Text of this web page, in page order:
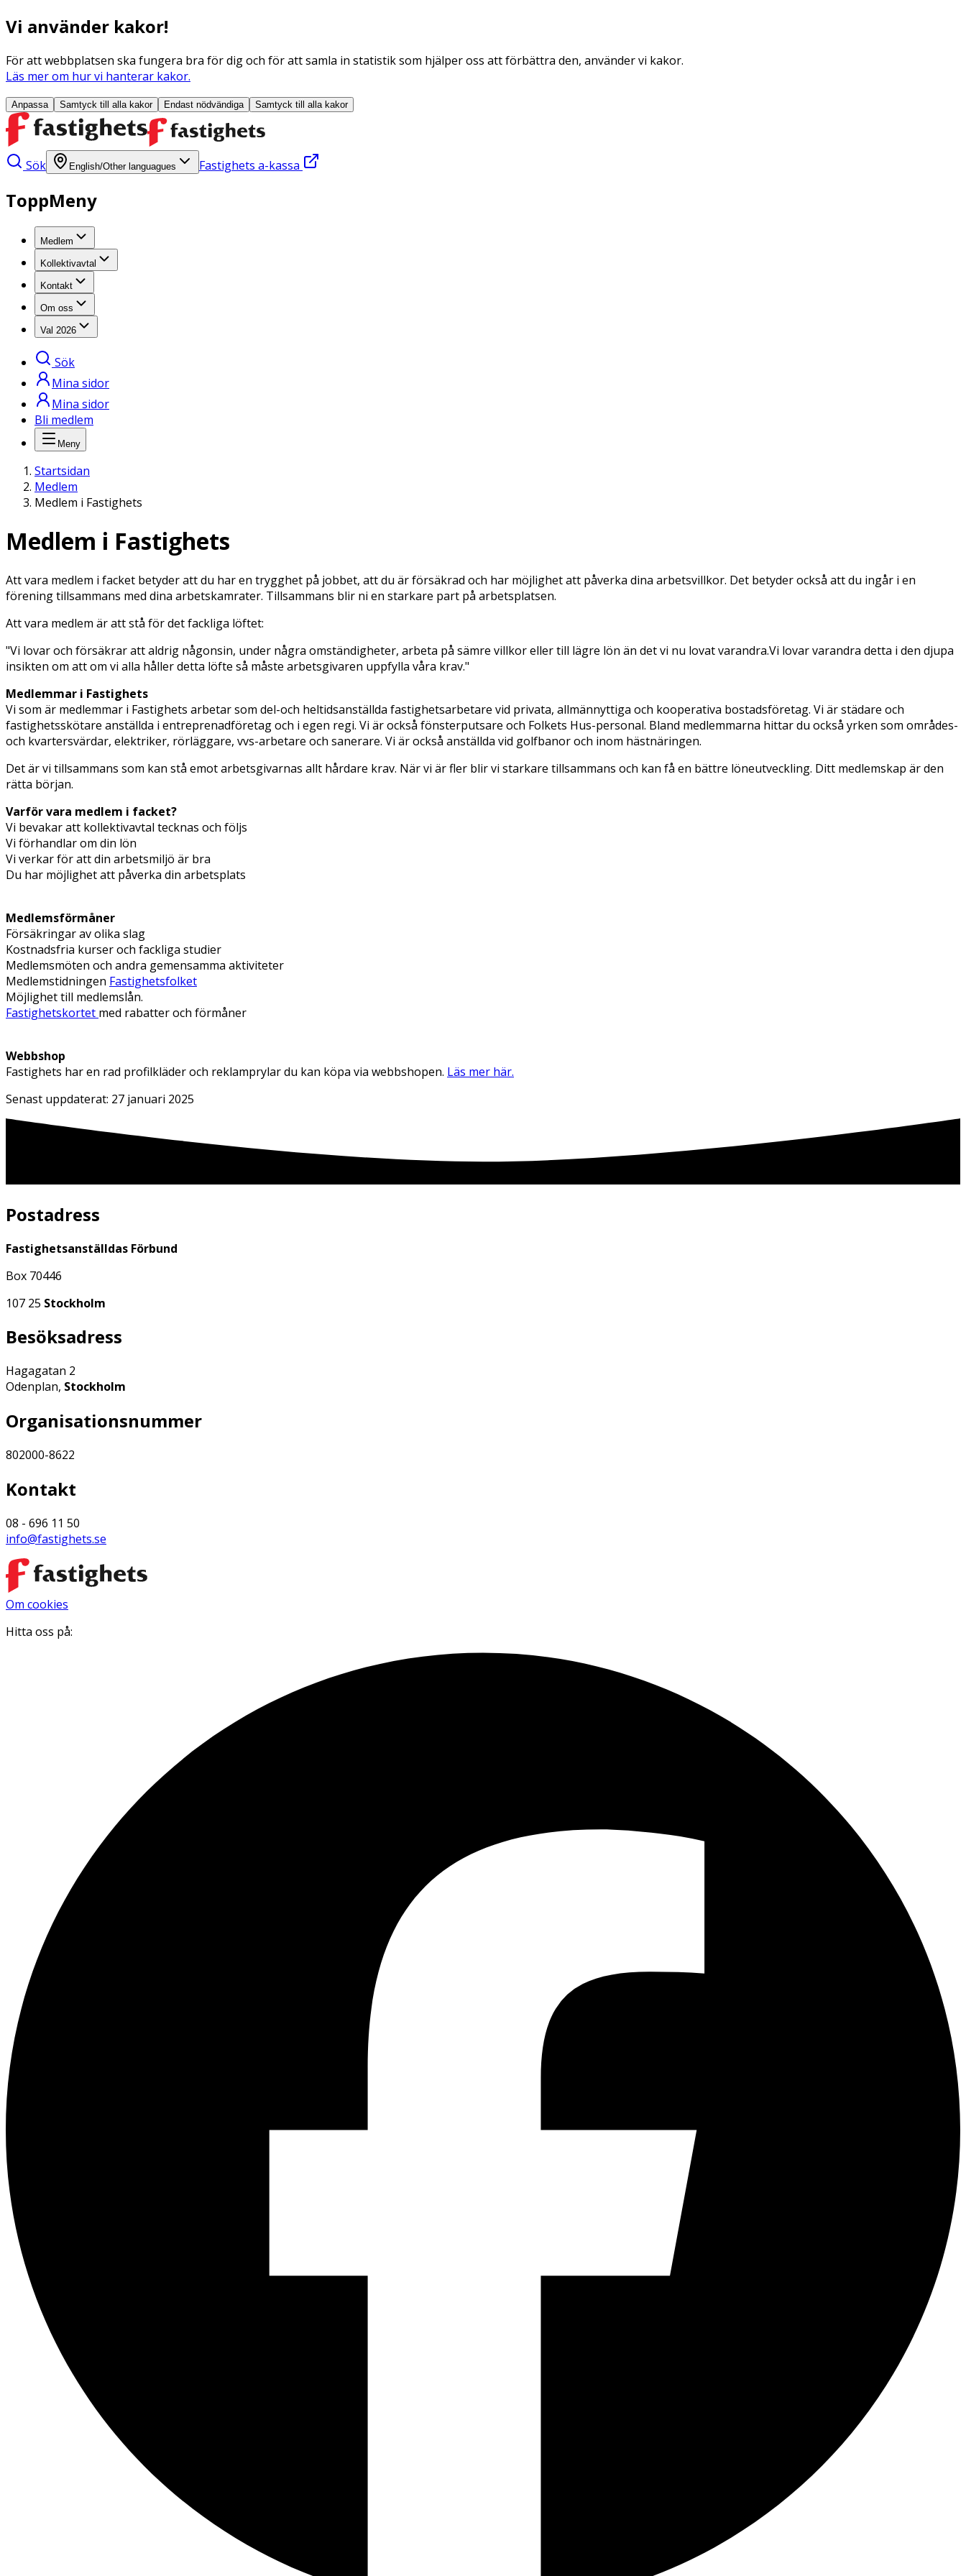
Vi använder kakor!
För att webbplatsen ska fungera bra för dig och för att samla in statistik som hjälper oss att förbättra den, använder vi kakor.
Läs mer om hur vi hanterar kakor.
Anpassa Samtyck till alla kakor Endast nödvändiga Samtyck till alla kakor
Sök English/Other languagues Fastighets a-kassa
ToppMeny
Medlem
Kollektivavtal
Kontakt
Om oss
Val 2026
Sök
Mina sidor
Mina sidor
Bli medlem
Meny
Startsidan
Medlem
Medlem i Fastighets
Medlem i Fastighets
Att vara medlem i facket betyder att du har en trygghet på jobbet, att du är försäkrad och har möjlighet att påverka dina arbetsvillkor. Det betyder också att du ingår i en
förening tillsammans med dina arbetskamrater. Tillsammans blir ni en starkare part på arbetsplatsen.
Att vara medlem är att stå för det fackliga löftet:
"Vi lovar och försäkrar att aldrig någonsin, under några omständigheter, arbeta på sämre villkor eller till lägre lön än det vi nu lovat varandra.Vi lovar varandra detta i den djupa
insikten om att om vi alla håller detta löfte så måste arbetsgivaren uppfylla våra krav."
Medlemmar i Fastighets
Vi som är medlemmar i Fastighets arbetar som del-och heltidsanställda fastighetsarbetare vid privata, allmännyttiga och kooperativa bostadsföretag. Vi är städare och
fastighetsskötare anställda i entreprenadföretag och i egen regi. Vi är också fönsterputsare och Folkets Hus-personal. Bland medlemmarna hittar du också yrken som områdes-
och kvartersvärdar, elektriker, rörläggare, vvs-arbetare och sanerare. Vi är också anställda vid golfbanor och inom hästnäringen.
Det är vi tillsammans som kan stå emot arbetsgivarnas allt hårdare krav. När vi är fler blir vi starkare tillsammans och kan få en bättre löneutveckling. Ditt medlemskap är den
rätta början.
Varför vara medlem i facket?
Vi bevakar att kollektivavtal tecknas och följs
Vi förhandlar om din lön
Vi verkar för att din arbetsmiljö är bra
Du har möjlighet att påverka din arbetsplats
Medlemsförmåner
Försäkringar av olika slag
Kostnadsfria kurser och fackliga studier
Medlemsmöten och andra gemensamma aktiviteter
Medlemstidningen Fastighetsfolket
Möjlighet till medlemslån.
Fastighetskortet med rabatter och förmåner
Webbshop
Fastighets har en rad profilkläder och reklamprylar du kan köpa via webbshopen. Läs mer här.
Senast uppdaterat: 27 januari 2025
Postadress
Fastighetsanställdas Förbund
Box 70446
107 25 Stockholm
Besöksadress
Hagagatan 2
Odenplan, Stockholm
Organisationsnummer
802000-8622
Kontakt
08 - 696 11 50
info@fastighets.se
Om cookies
Hitta oss på: